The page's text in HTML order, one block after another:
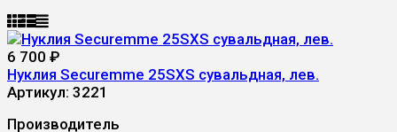
6 700 ₽
Нуклия Securemme 25SXS сувальдная, лев.
Артикул: 3221
Производитель